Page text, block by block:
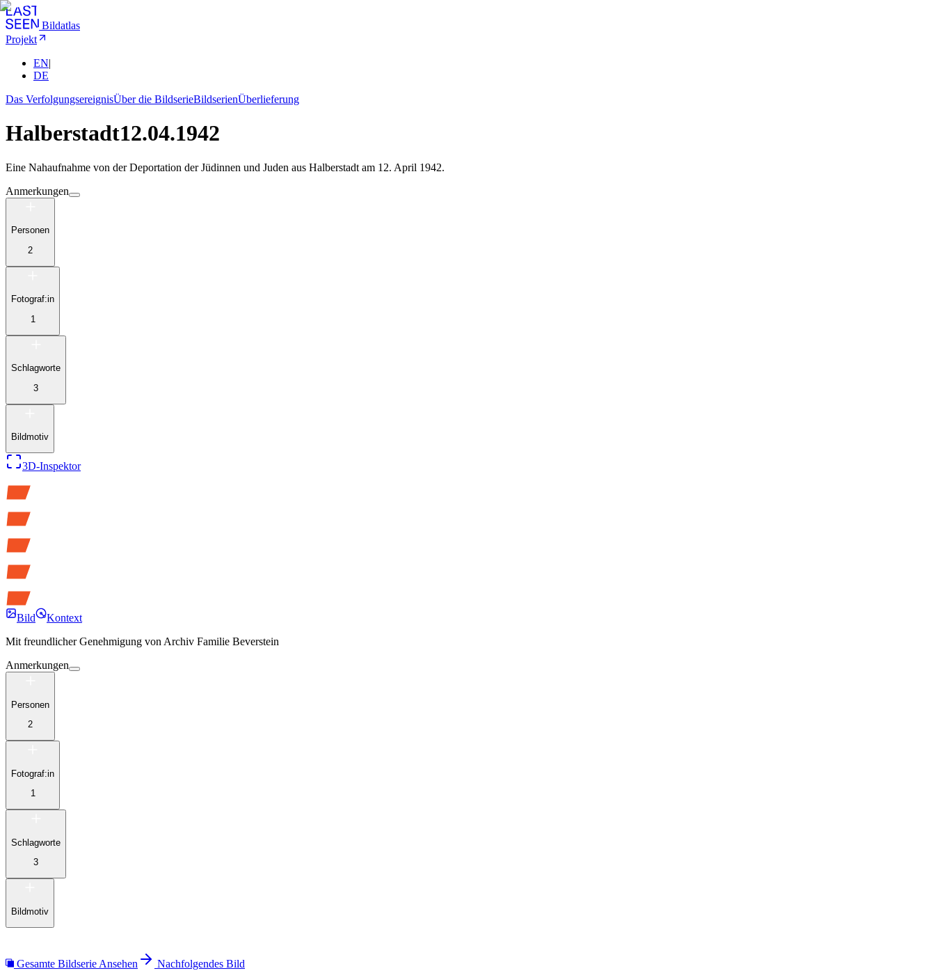
Bildatlas
Projekt
EN|
DE
Das VerfolgungsereignisÜber die BildserieBildserienÜberlieferung
Halberstadt12.04.1942
Eine Nahaufnahme von der Deportation der Jüdinnen und Juden aus Halberstadt am 12. April 1942.
Anmerkungen
Personen
2
Fotograf:in
1
Schlagworte
3
Bildmotiv
3D-Inspektor
Bild
Kontext
Mit freundlicher Genehmigung vonArchiv Familie Beverstein
Anmerkungen
Personen
2
Fotograf:in
1
Schlagworte
3
Bildmotiv
Gesamte Bildserie Ansehen Nachfolgendes Bild